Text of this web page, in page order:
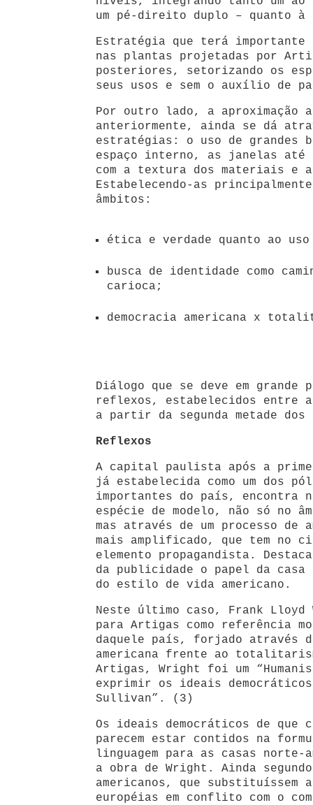
um pé-direito duplo – quanto à
Estratégia que terá importante
nas plantas projetadas por
posteriores, setorizando os
seus usos e sem o auxílio de
Por outro lado, a aproximação
anteriormente, ainda se dá
estratégias: o uso de grandes
espaço interno, as janelas até
com a textura dos materiais e
Estabelecendo-as
âmbitos:
ética e verdade quanto ao
busca de identidade como
carioca;
democracia americana x
Diálogo que se deve em grande
reflexos, estabelecidos entre
a partir da segunda metade dos
Reflexos
A capital paulista após a
já estabelecida como um dos
importantes do país, encontra
espécie de modelo, não só no
mas através de um processo de
mais amplificado, que tem no
elemento propagandista.
da publicidade o papel da casa
do estilo de vida americano.
Neste último caso, Frank
para Artigas como referência
daquele país, forjado através
americana frente ao
Artigas, Wright foi um
exprimir os ideais
Sullivan”. (3)
Os ideais democráticos de que
parecem estar contidos na
linguagem para as casas norte-
a obra de Wright. Ainda
americanos, que substituíssem
européias em conflito com o